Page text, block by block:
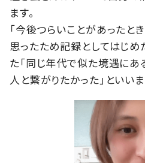
ます。
「今後つらいことがあったと
思ったため記録としてはじめ
た「同じ年代で似た境遇にあ
人と繋がりたかった」といいま